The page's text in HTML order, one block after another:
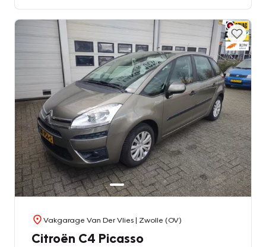
Vakgarage Van Der Vlies| Zwolle (OV)
Citroën C4 Picasso